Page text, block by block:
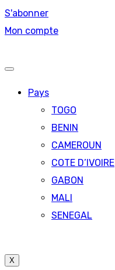
S'abonner
Mon compte
Pays
TOGO
BENIN
CAMEROUN
COTE D’IVOIRE
GABON
MALI
SENEGAL
X